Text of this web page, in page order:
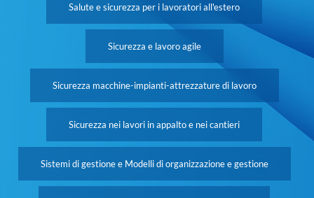
Salute e sicurezza per i lavoratori all'estero
Sicurezza e lavoro agile
Sicurezza macchine-impianti-attrezzature di lavoro
Sicurezza nei lavori in appalto e nei cantieri
Sistemi di gestione e Modelli di organizzazione e gestione